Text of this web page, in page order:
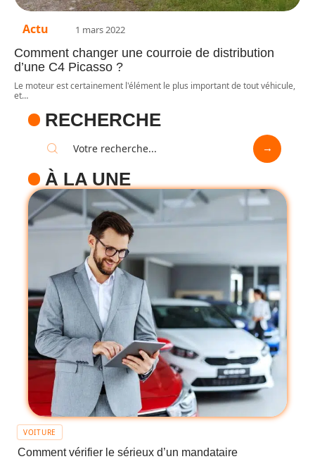
Actu 1 mars 2022
Comment changer une courroie de distribution
d’une C4 Picasso ?
Le moteur est certainement l'élément le plus important de tout véhicule,
et…
RECHERCHE
À LA UNE
VOITURE
Comment vérifier le sérieux d’un mandataire